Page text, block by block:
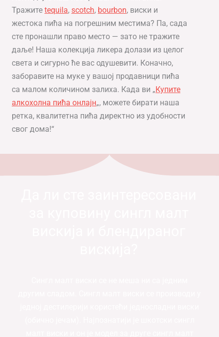
Тражите tequila, scotch, bourbon, виски и
жестока пића на погрешним местима? Па, сада
сте пронашли право место — зато не тражите
даље! Наша колекција ликера долази из целог
света и сигурно ће вас одушевити. Коначно,
заборавите на муке у вашој продавници пића
са малом количином залиха. Када ви „Купите
алкохолна пића онлајн„, можете бирати наша
ретка, квалитетна пића директно из удобности
свог дома!“